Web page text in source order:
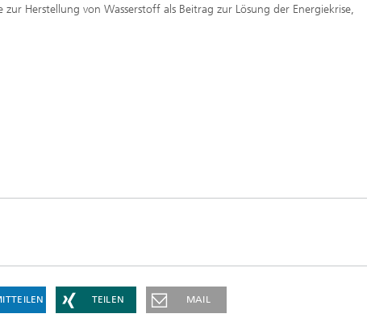
Herstellung von Wasserstoff als Beitrag zur Lösung der Energiekrise,
TEILEN MAIL